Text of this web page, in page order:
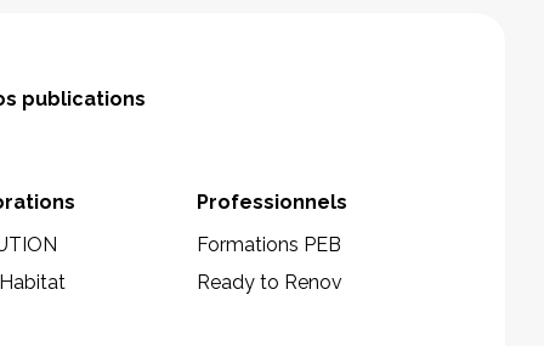
publications
Professionnels
Formations PEB
Ready to Renov